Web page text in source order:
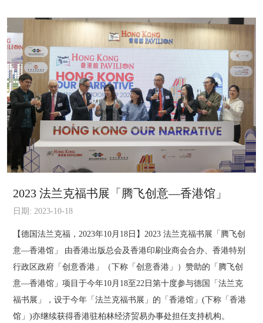
2023 法兰克福书展「腾飞创意—香港馆」
日期: 2023-10-18
【德国法兰克福，2023年10月18日】2023 法兰克福书展「腾飞创
意—香港馆」 由香港出版总会及香港印刷业商会合办、香港特别
行政区政府「创意香港」（下称「创意香港」）赞助的「腾飞创
意—香港馆」项目于今年10月18至22日第十度参与德国「法兰克
福书展」，设于今年「法兰克福书展」的「香港馆」(下称「香港
馆」)亦继续获得香港驻柏林经济贸易办事处担任支持机构。